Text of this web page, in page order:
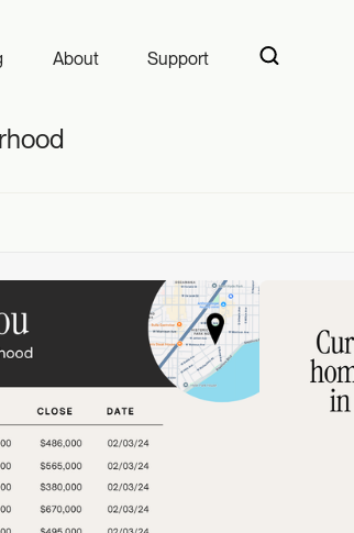
About Support